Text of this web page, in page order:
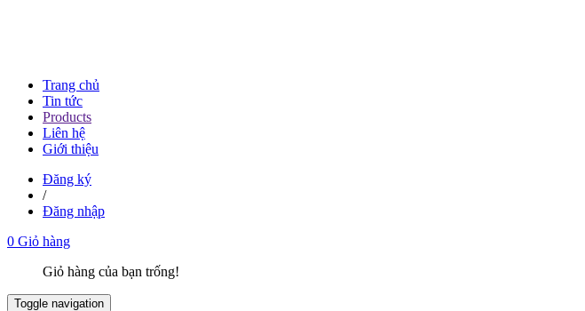
Trang chủ
Tin tức
Products
Liên hệ
Giới thiệu
Đăng ký
/
Đăng nhập
0 Giỏ hàng
Giỏ hàng của bạn trống!
Toggle navigation